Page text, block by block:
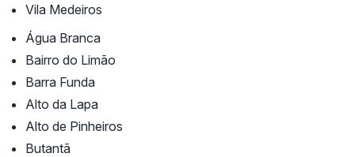
Vila Medeiros
Água Branca
Bairro do Limão
Barra Funda
Alto da Lapa
Alto de Pinheiros
Butantã